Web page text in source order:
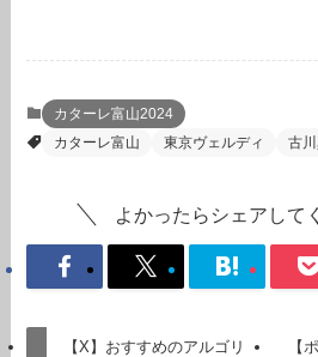
カターレ富山2024
カターレ富山
東京ヴェルディ 古
よかったらシェアして
【X】おすすめのアルゴリ
【